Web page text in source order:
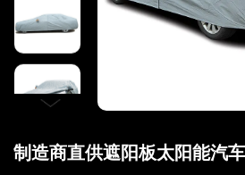
制造商直供遮阳板太阳能汽